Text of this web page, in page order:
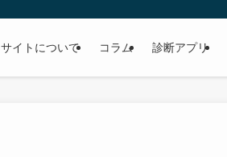
サイトについて コラム 診断アプリ